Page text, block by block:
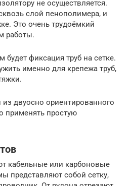
не осуществляется.
слой пенополимера, и
Это очень трудоёмкий
работы.
фиксация труб на сетке.
именно для крепежа труб,
двуосно ориентированного
применять простую
кабельные или карбоновые
представляют собой сетку,